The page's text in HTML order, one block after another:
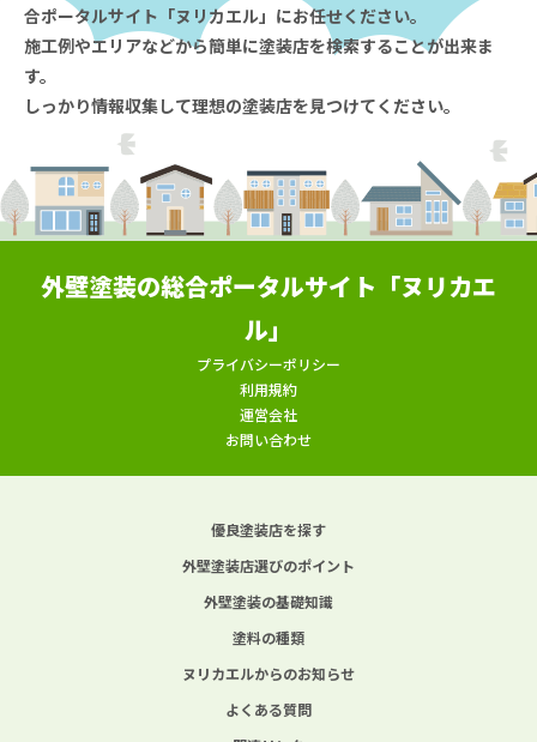
合ポータルサイト「ヌリカエル」にお任せください。
施工例やエリアなどから簡単に塗装店を検索することが出来ま
す。
しっかり情報収集して理想の塗装店を見つけてください。
外壁塗装の総合ポータルサイト「ヌリカエ
ル」
プライバシーポリシー
利用規約
運営会社
お問い合わせ
優良塗装店を探す
外壁塗装店選びのポイント
外壁塗装の基礎知識
塗料の種類
ヌリカエルからのお知らせ
よくある質問